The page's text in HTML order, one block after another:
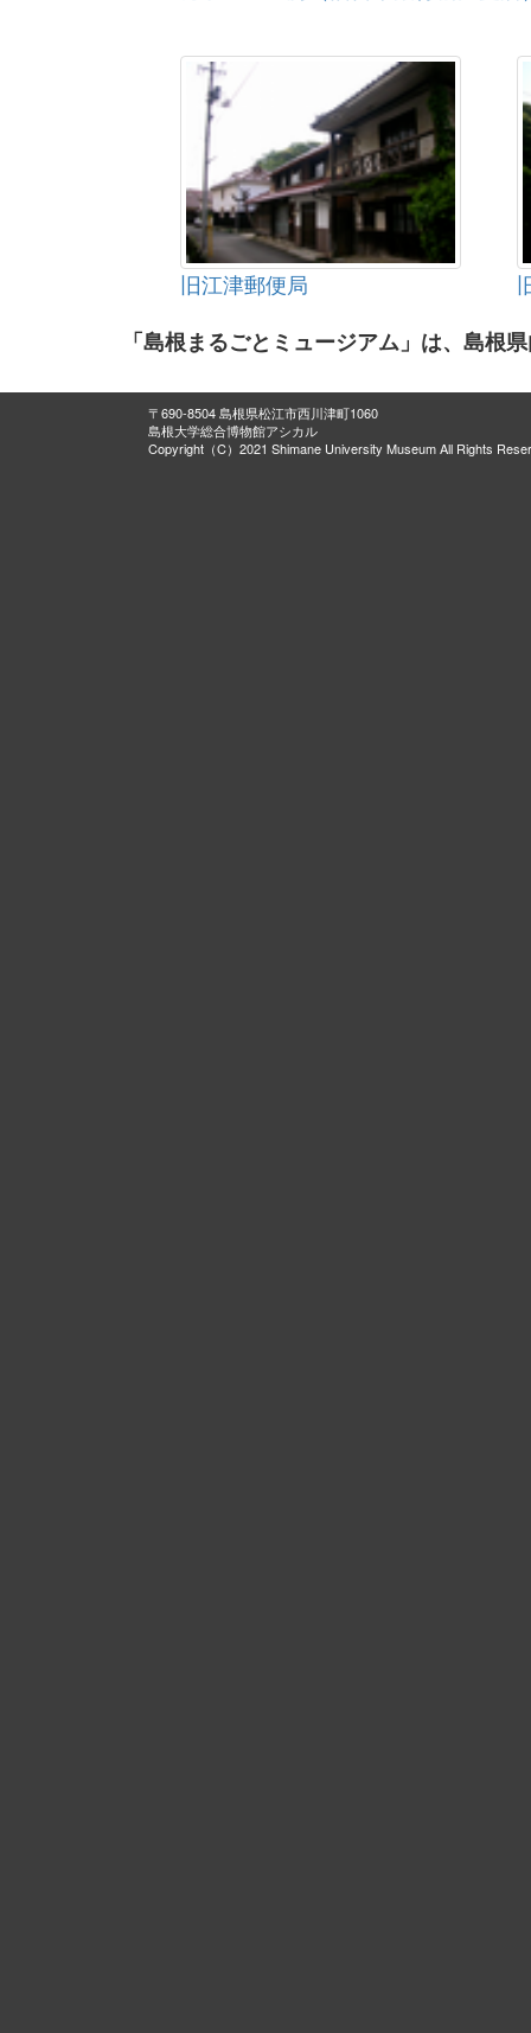
旧江津郵便局
「島根まるごとミュージアム」は、島根
〒690-8504 島根県松江市西川津町1060
島根大学総合博物館アシカル
Copyright（C）2021 Shimane University Museum All Rights